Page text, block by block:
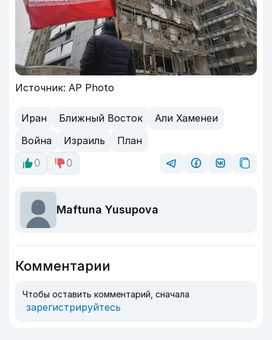
Источник: AP Photo
Иран Ближный Восток
Али Хаменеи
Война
Израиль
План
0
0
Maftuna Yusupova
Комментарии
Чтобы оставить комментарий, сначала
зарегистрируйтесь